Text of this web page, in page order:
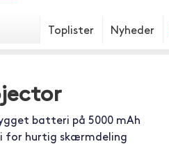
Toplister Nyheder
batteri på 5000 mAh
for hurtig skærmdeling